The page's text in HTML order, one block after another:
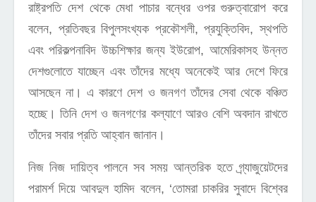
রাষ্ট্রপতি দেশ থেকে মেধা পাচার বন্ধের ওপর গুরুত্বারোপ করে
বলেন, প্রতিবছর বিপুলসংখ্যক প্রকৌশলী, প্রযুক্তিবিদ, স্থপতি
এবং পরিকল্পনাবিদ উচ্চশিক্ষার জন্য ইউরোপ, আমেরিকাসহ উন্নত
দেশগুলোতে যাচ্ছেন এবং তাঁদের মধ্যে অনেকেই আর দেশে ফিরে
আসছেন না। এ কারণে দেশ ও জনগণ তাঁদের সেবা থেকে বঞ্চিত
হচ্ছে। তিনি দেশ ও জনগণের কল্যাণে আরও বেশি অবদান রাখতে
তাঁদের সবার প্রতি আহ্বান জানান।
নিজ নিজ দায়িত্ব পালনে সব সময় আন্তরিক হতে গ্র্যাজুয়েটদের
পরামর্শ দিয়ে আবদুল হামিদ বলেন, ‘তোমরা চাকরির সুবাদে বিশ্বের